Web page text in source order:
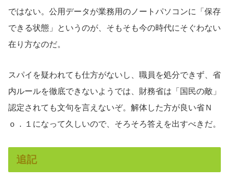
ではない。公用データが業務用のノートパソコンに「保存
できる状態」というのが、そもそも今の時代にそぐわない
在り方なのだ。
スパイを疑われても仕方がないし、職員を処分できず、省
内ルールを徹底できないようでは、財務省は「国民の敵」
認定されても文句を言えないぞ。解体した方が良い省Ｎ
ｏ．１になって久しいので、そろそろ答えを出すべきだ。
追記